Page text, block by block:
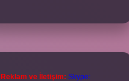
Reklam ve İletişim: Skype: